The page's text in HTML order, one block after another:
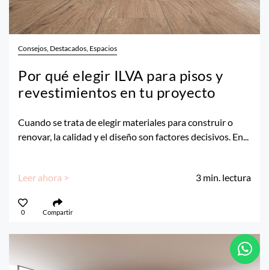
Consejos, Destacados, Espacios
Por qué elegir ILVA para pisos y
revestimientos en tu proyecto
Cuando se trata de elegir materiales para construir o
renovar, la calidad y el diseño son factores decisivos. En...
Leer ahora > 3 min. lectura
0 Compartir